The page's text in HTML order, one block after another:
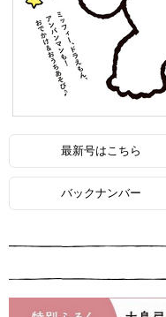
最新号はこちら
バックナンバー